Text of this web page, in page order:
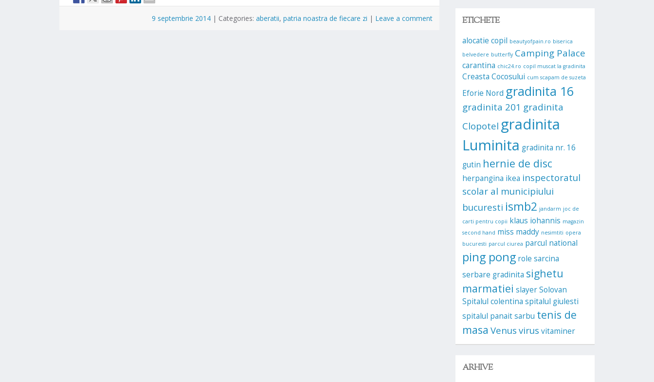
9 septembrie 2014 | Categories: aberatii, patria noastra de fiecare zi | Leave a comment ETICHETE
alocatie copil beautyofpain.ro biserica
belvedere butterfly Camping Palace
carantina chic24.ro copil muscat la gradinita
Creasta Cocosului cum scapam de suzeta
Eforie Nord gradinita 16
gradinita 201 gradinita
Clopotel gradinita
Luminita gradinita nr. 16
gutin hernie de disc
herpangina ikea inspectoratul
scolar al municipiului
bucuresti ismb2 jandarm joc de
carti pentru copii klaus iohannis magazin
second hand miss maddy nesimtiti opera
bucuresti parcul ciurea parcul national
ping pong role sarcina
serbare gradinita sighetu
marmatiei slayerSolovan
Spitalul colentina spitalul giulesti
spitalul panait sarbu tenis de
masa Venus virus vitaminer
ARHIVE